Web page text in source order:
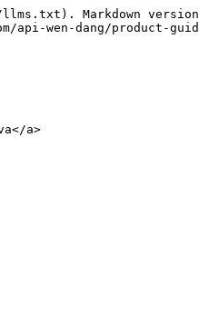
Markdown
wen-dang/product-
a>